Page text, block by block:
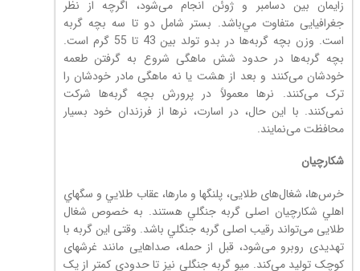
زایمان بین دسامبر و ژوئن انجام می‌شود، اگرچه از نظر
جغرافیایی متفاوت مي‌باشد. بستر شامل دو تا سه بچه گربه
است. وزن بچه گربه‌ها در بدو تولد بین 43 تا 55 گرم است.
بچه گربه‌ها در حدود شش ماهگی شروع به گرفتن طعمه
خودشان می‌کنند و بعد از هشت یا نه ماهگی مادر خودشان را
ترک می‌کنند. نرها معمولاً در پرورش بچه گربه‌ها شرکت
نمی‌کنند. با این حال، در اسارت، نرها از فرزندان خود بسیار
محافظت می‌نمايند.
شكارچيان
خرس‌ها، شغال‌های طلایی، پلنگها و مارها، عقاب طلايي و سگهاي
اهلي شکارچیان اصلی گربه جنگلي هستند. به خصوص شغال
طلایی می‌تواند رقیب اصلی گربه جنگلي باشد. وقتی این گربه با
تهدیدی روبرو می‌شود، قبل از حمله، صداهایی مانند غرشهای
کوچک تولید می‌کند. میو گربه جنگلي نیز تا حدودی کمتر از یک